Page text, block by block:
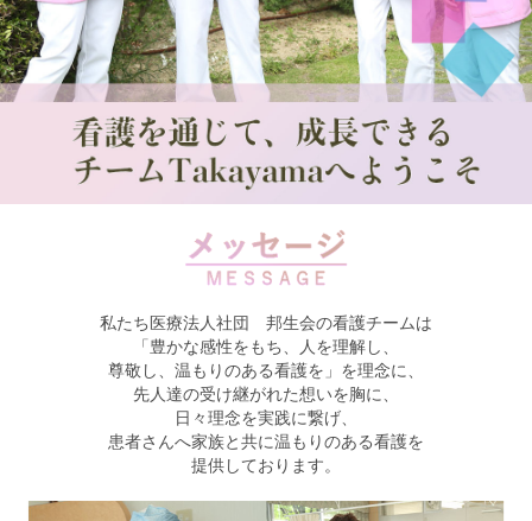
私たち医療法人社団 邦生会の看護チームは
「豊かな感性をもち、人を理解し、
尊敬し、温もりのある看護を」を理念に、
先人達の受け継がれた想いを胸に、
日々理念を実践に繋げ、
患者さんへ家族と共に温もりのある看護を
提供しております。